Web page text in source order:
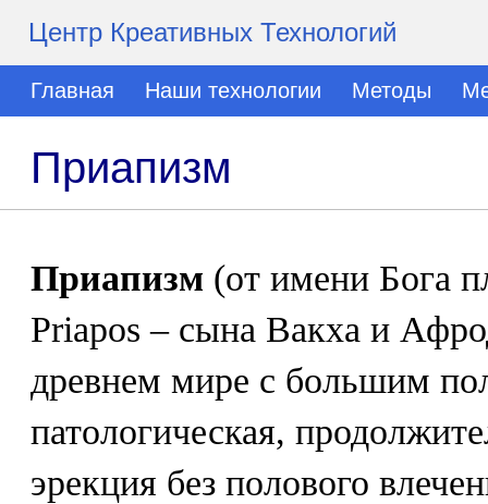
Центр Креативных Технологий
Главная Наши технологии Методы
Приапизм
Приапизм (от имени Бога
Priapos – сына Вакха и
древнем мире с большим
патологическая,
эрекция без полового